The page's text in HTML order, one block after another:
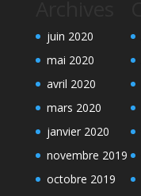
juin 2020
mai 2020
avril 2020
mars 2020
janvier 2020
novembre 2019
octobre 2019